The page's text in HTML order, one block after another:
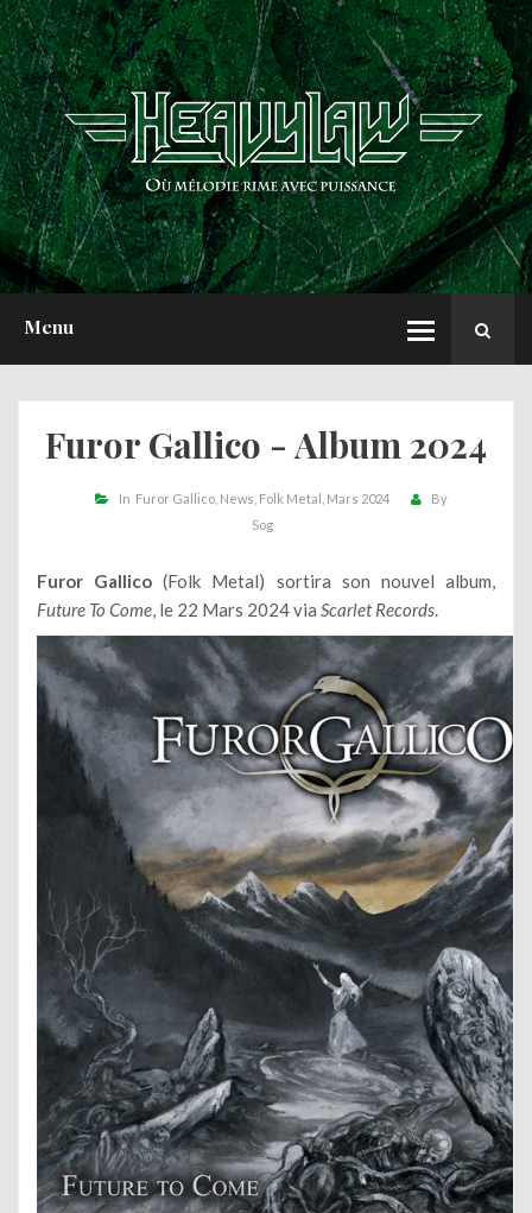
Menu
ACCUEIL
NEWS
CHRONIQUES
INTERVIEWS
REPORTS
A PROPOS
Furor Gallico - Album 2024
In Furor Gallico News Folk Metal Mars 2024
By
Sog
Furor Gallico (Folk Metal) sortira son nouvel album,
Future To Come, le 22 Mars 2024 via Scarlet Records.